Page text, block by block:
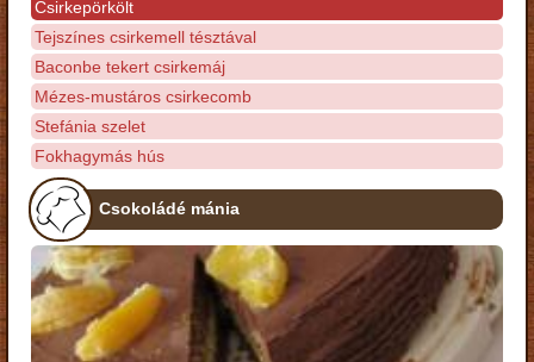
Csirkepörkölt
Tejszínes csirkemell tésztával
Baconbe tekert csirkemáj
Mézes-mustáros csirkecomb
Stefánia szelet
Fokhagymás hús
Csokoládé mánia